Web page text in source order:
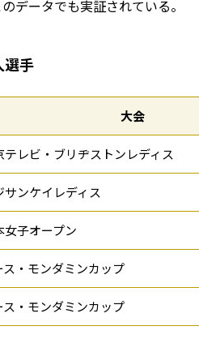
データでも実証されている。
選手
大会
テレビ・ブリヂストンレディス
サンケイレディス
女子オープン
ス・モンダミンカップ
ス・モンダミンカップ